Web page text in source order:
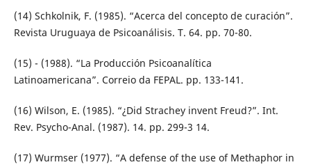
(14) Schkolnik, F. (1985). “Acerca del concepto de curación”.
Revista Uruguaya de Psicoanálisis. T. 64. pp. 70-80.
(15) - (1988). “La Producción Psicoanalítica
Latinoamericana”. Correio da FEPAL. pp. 133-141.
(16) Wilson, E. (1985). “¿Did Strachey invent Freud?”. Int.
Rev. Psycho-Anal. (1987). 14. pp. 299-3 14.
(17) Wurmser (1977). “A defense of the use of Methaphor in